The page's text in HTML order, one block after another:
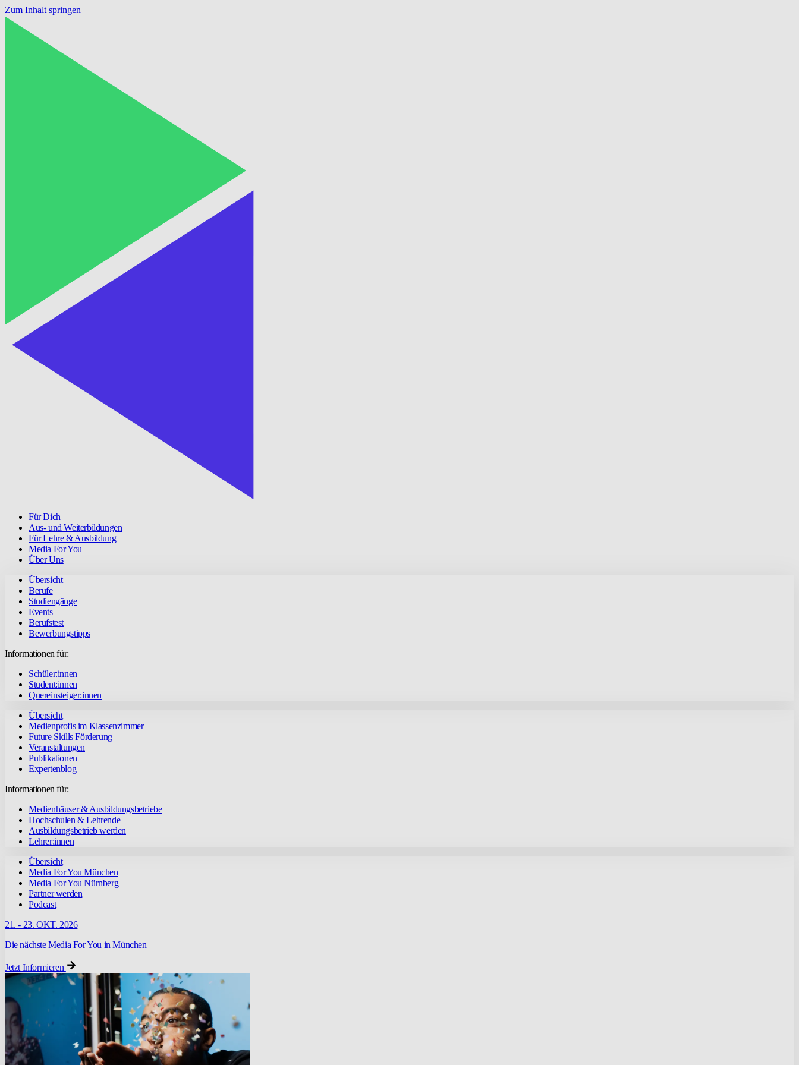
Zum Inhalt springen
Für Dich
Aus- und Weiterbildungen
Für Lehre & Ausbildung
Media For You
Über Uns
Übersicht
Berufe
Studiengänge
Events
Berufstest
Bewerbungstipps
Informationen für:
Schüler:innen
Student:innen
Quereinsteiger:innen
Übersicht
Medienprofis im Klassenzimmer
Future Skills Förderung
Veranstaltungen
Publikationen
Expertenblog
Informationen für:
Medienhäuser & Ausbildungsbetriebe
Hochschulen & Lehrende
Ausbildungsbetrieb werden
Lehrer:innen
Übersicht
Media For You München
Media For You Nürnberg
Partner werden
Podcast
21. - 23. OKT. 2026
Die nächste Media For You in München
Jetzt Informieren